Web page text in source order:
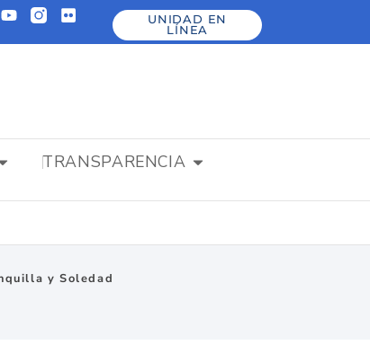
UNIDAD EN
LÍNEA
TRANSPARENCIA
de búsqueda
y Soledad